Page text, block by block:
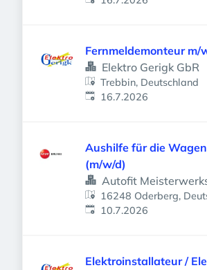
Fernmeldemonteur m/
Elektro Gerigk GbR
Trebbin, Deutschland
Veröffentlicht:
16.7.2026
Aushilfe für die
(m/w/d)
Autofit
16248 Oderberg,
Veröffentlicht:
10.7.2026
Elektroinstallateur /